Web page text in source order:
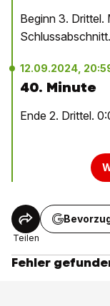
Beginn 3. Drittel.
Schlussabschnitt.
12.09.2024,
40. Minute
Ende 2. Drittel.
Teilen
Fehler